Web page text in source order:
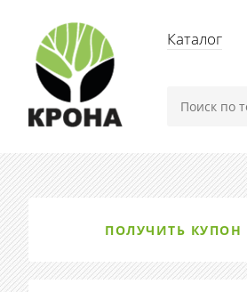
Каталог
ПОЛУЧИТЬ КУПОН